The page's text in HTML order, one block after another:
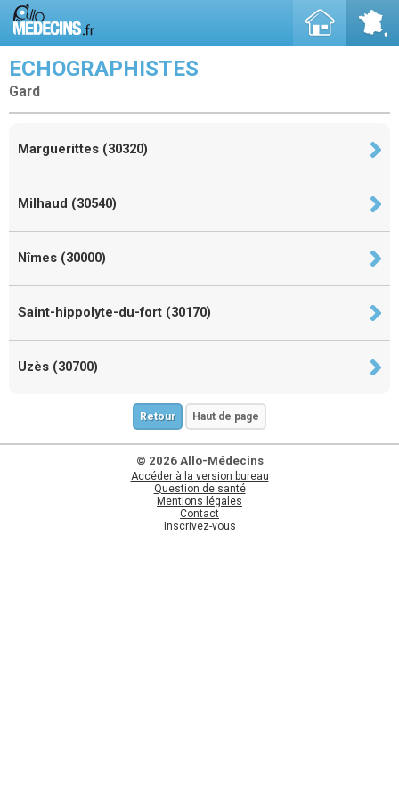
ECHOGRAPHISTES
Gard
Marguerittes (30320)
Milhaud (30540)
Nîmes (30000)
Saint-hippolyte-du-fort (30170)
Uzès (30700)
Retour Haut de page
© 2026 Allo-Médecins
Accéder à la version bureau
Question de santé
Mentions légales
Contact
Inscrivez-vous